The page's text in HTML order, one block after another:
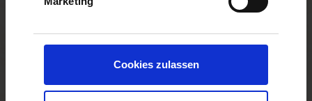
Cookies zulassen
Rustikale Halle mit großer Toreinfahrt, offenem Dachstuhl und
Chinesischer Pavillon